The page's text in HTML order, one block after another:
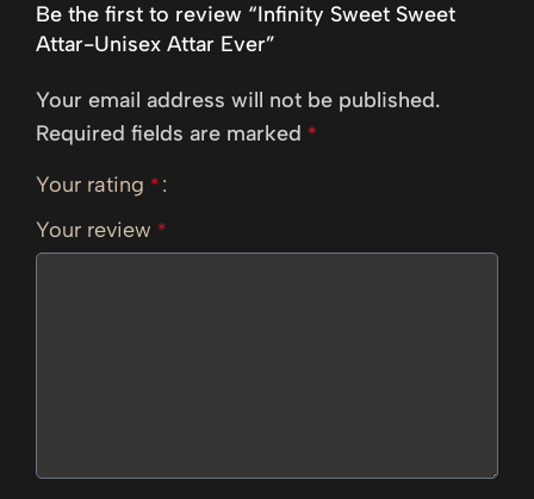
Be the first to review “Infinity Sweet Sweet
Attar-Unisex Attar Ever”
Your email address will not be published.
Required fields are marked *
Your rating *
Your review *